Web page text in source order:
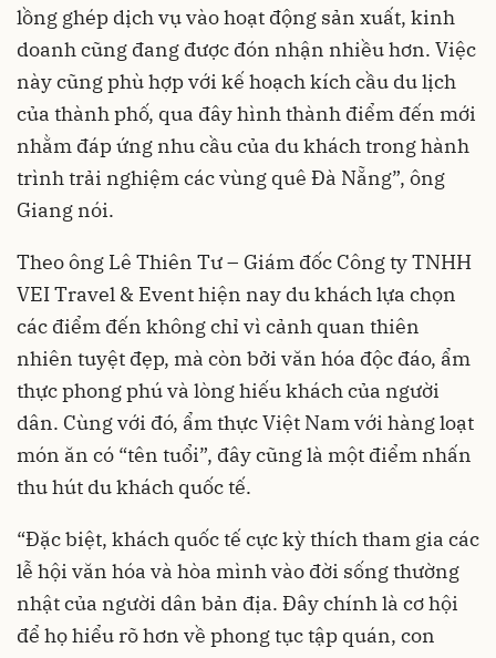
lồng ghép dịch vụ vào hoạt động sản xuất, kinh
doanh cũng đang được đón nhận nhiều hơn. Việc
này cũng phù hợp với kế hoạch kích cầu du lịch
của thành phố, qua đây hình thành điểm đến mới
nhằm đáp ứng nhu cầu của du khách trong hành
trình trải nghiệm các vùng quê Đà Nẵng”, ông
Giang nói.
Theo ông Lê Thiên Tư – Giám đốc Công ty TNHH
VEI Travel & Event hiện nay du khách lựa chọn
các điểm đến không chỉ vì cảnh quan thiên
nhiên tuyệt đẹp, mà còn bởi văn hóa độc đáo, ẩm
thực phong phú và lòng hiếu khách của người
dân. Cùng với đó, ẩm thực Việt Nam với hàng loạt
món ăn có “tên tuổi”, đây cũng là một điểm nhấn
thu hút du khách quốc tế.
“Đặc biệt, khách quốc tế cực kỳ thích tham gia các
lễ hội văn hóa và hòa mình vào đời sống thường
nhật của người dân bản địa. Đây chính là cơ hội
để họ hiểu rõ hơn về phong tục tập quán, con